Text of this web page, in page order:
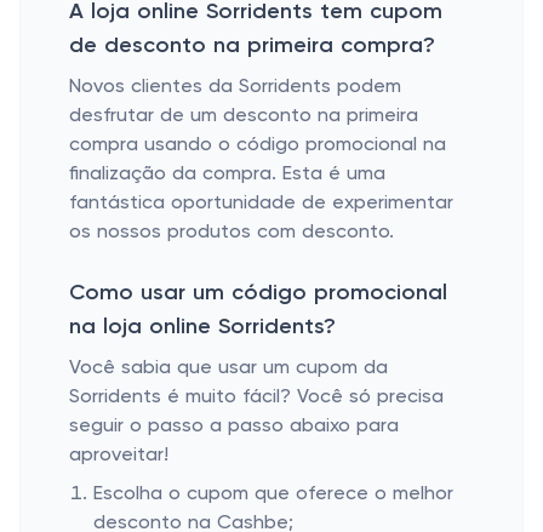
A loja online Sorridents tem cupom
de desconto na primeira compra?
Novos clientes da Sorridents podem
desfrutar de um desconto na primeira
compra usando o código promocional na
finalização da compra. Esta é uma
fantástica oportunidade de experimentar
os nossos produtos com desconto.
Como usar um código promocional
na loja online Sorridents?
Você sabia que usar um cupom da
Sorridents é muito fácil? Você só precisa
seguir o passo a passo abaixo para
aproveitar!
Escolha o cupom que oferece o melhor
desconto na Cashbe;